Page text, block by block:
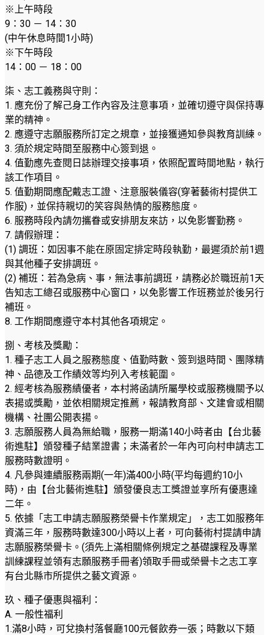
※上午時段
9：30 － 14：30
(中午休息時間1小時)
※下午時段
14：00 － 18：00
柒、志工義務與守則：
1. 應充份了解己身工作內容及注意事項，並確切遵守與保持專
業的精神。
2. 應遵守志願服務所訂定之規章，並接獲通知參與教育訓練。
3. 須於規定時間至服務中心簽到退。
4. 值勤應先查閱日誌辦理交接事項，依照配置時間地點，執行
該工作項目。
5. 值勤期間應配戴志工證、注意服裝儀容(穿著藝術村提供工
作服)，並保持親切的笑容與熱情的服務態度。
6. 服務時段內請勿攜眷或安排朋友來訪，以免影響勤務。
7. 請假辦理：
(1) 調班：如因事不能在原固定排定時段執勤，最遲須於前1週
與其他種子安排調班。
(2) 補班：若為急病、事，無法事前調班，請務必於職班前1天
告知志工總召或服務中心窗口，以免影響工作班務並於後另行
補班。
8. 工作期間應遵守本村其他各項規定。
捌、考核及獎勵：
1. 種子志工人員之服務態度、值勤時數、簽到退時間、團隊精
神、品德及工作績效等均列入考核範圍。
2. 經考核為服務績優者，本村將函請所屬學校或服務機關予以
表揚或獎勵，並依相關規定推薦，報請教育部、文建會或相關
機構、社團公開表揚。
3. 志願服務人員為無給職，服務一期滿140小時者由【台北藝
術進駐】頒發種子結業證書；未滿者於一年內可向村申請志工
服務時數證明。
4. 凡參與連續服務兩期(一年)滿400小時(平均每週約10小
時)，由【台北藝術進駐】頒發優良志工獎證並享所有優惠達
二年。
5. 依據「志工申請志願服務榮譽卡作業規定」，志工如服務年
資滿三年，服務時數達300小時以上者，可向藝術村提請申請
志願服務榮譽卡。(須先上滿相關條例規定之基礎課程及專業
訓練課程並領有志願服務手冊者)領取手冊或榮譽卡之志工享
有台北縣市所提供之藝文資源。
玖、種子優惠與福利：
A. 一般性福利
1.滿8小時，可兌換村落餐廳100元餐飲券一張；時數以下類